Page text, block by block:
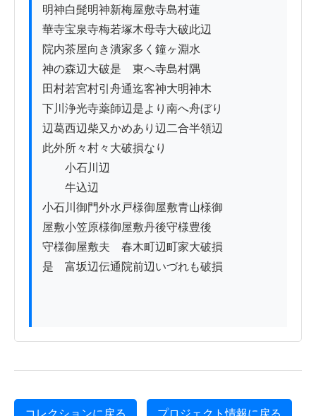
明神白髭明神新梅屋敷寺島村蓮
華寺宝泉寺梅若塚木母寺大破此辺
院内茶屋向き潰家多く鐘ヶ淵水
神の森辺大破是ゟ東へ寺島村隅
田村若宮村引舟通迄客神大明神木
下川浄光寺薬師辺是より南へ舟ぼり
辺葛西辺柴又かめあり辺二合半領辺
此外所々村々大破損なり
小石川辺
牛込辺
小石川御門外水戸様御屋敷青山様御
屋敷小笠原様御屋敷丹後守様豊後
守様御屋敷夫ゟ春木町辺町家大破損
是ゟ富坂辺伝通院前辺いづれも破損
コレクションに戻る プロジェクト情報に戻る